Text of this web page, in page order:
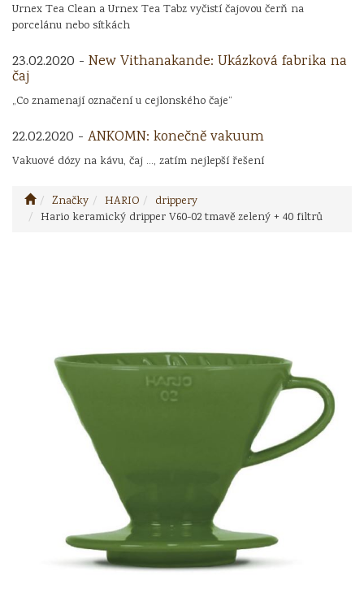
Urnex Tea Clean a Urnex Tea Tabz vyčistí čajovou čerň na
porcelánu nebo sítkách
23.02.2020 - New Vithanakande: Ukázková fabrika na
čaj
„Co znamenají označení u cejlonského čaje“
22.02.2020 - ANKOMN: konečně vakuum
Vakuové dózy na kávu, čaj ..., zatím nejlepší řešení
Značky HARIO
drippery
Hario keramický dripper V60-02 tmavě zelený + 40 filtrů